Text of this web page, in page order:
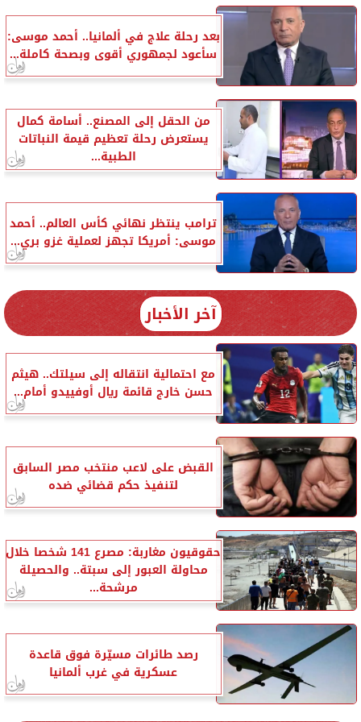
بعد رحلة علاج في ألمانيا.. أحمد موسى:
سأعود لجمهوري أقوى وبصحة كاملة...
من الحقل إلى المصنع.. أسامة كمال
يستعرض رحلة تعظيم قيمة النباتات
الطبية...
ترامب ينتظر نهائي كأس العالم.. أحمد
موسى: أمريكا تجهز لعملية غزو بري...
آخر الأخبار
مع احتمالية انتقاله إلى سيلتك.. هيثم
حسن خارج قائمة ريال أوفييدو أمام...
القبض على لاعب منتخب مصر السابق
لتنفيذ حكم قضائي ضده
حقوقيون مغاربة: مصرع 141 شخصا خلال
محاولة العبور إلى سبتة.. والحصيلة
مرشحة...
رصد طائرات مسيّرة فوق قاعدة
عسكرية في غرب ألمانيا